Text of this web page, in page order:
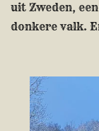
uit Zweden,
donkere valk.